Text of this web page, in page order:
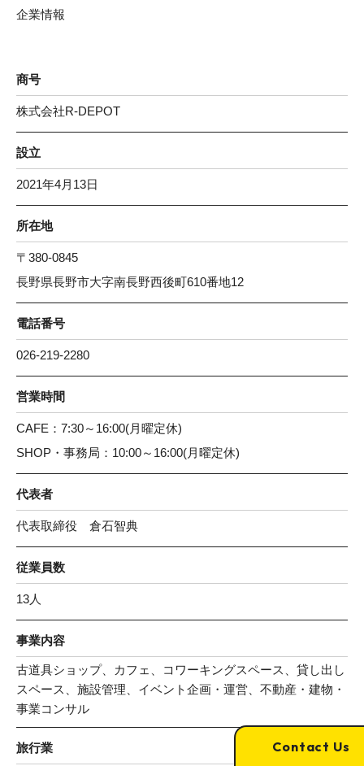
Contact Us
企業情報
商号
株式会社R-DEPOT
設立
2021年4月13日
所在地
〒380-0845
長野県長野市大字南長野西後町610番地12
電話番号
026-219-2280
営業時間
CAFE：7:30～16:00(月曜定休)
SHOP・事務局：10:00～16:00(月曜定休)
代表者
代表取締役 倉石智典
従業員数
13人
事業内容
古道具ショップ、カフェ、コワーキングスペース、貸し出し
スペース、施設管理、イベント企画・運営、不動産・建物・
事業コンサル
旅行業